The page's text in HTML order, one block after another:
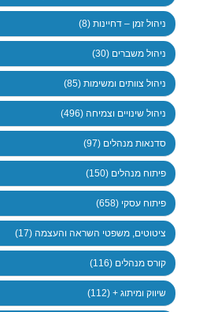
ניהול זמן – דחיינות (8)
ניהול משברים (30)
ניהול צוותים ומשימות (85)
ניהול שינויים וצמיחה (496)
סדנאות מנהלים (97)
פיתוח מנהלים (150)
פיתוח עסקי (658)
ציטוטים, משפטי השראה והעצמה (17)
קורס מנהלים (116)
שיווק ומיתוג + (112)